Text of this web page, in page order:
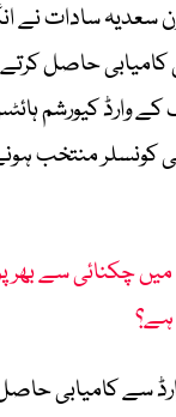
سعدیہ سادات نے
کامیابی حاصل
وارڈ کیورشم
کونسلر منتخب ہونے
میں چکنائی سے
ہے؟
سے کامیابی حاصل